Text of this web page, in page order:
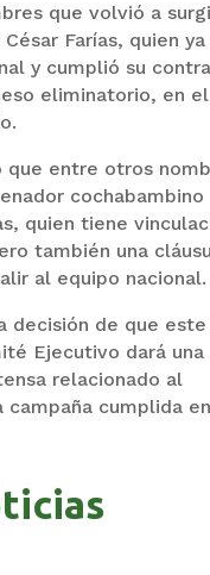
que volvió a
Farías, quien
y cumplió su
eliminatorio, en
que entre otros
cochabambino
quien tiene
también una
al equipo nacional.
decisión de que este
Ejecutivo dará una
relacionado al
campaña cumplida